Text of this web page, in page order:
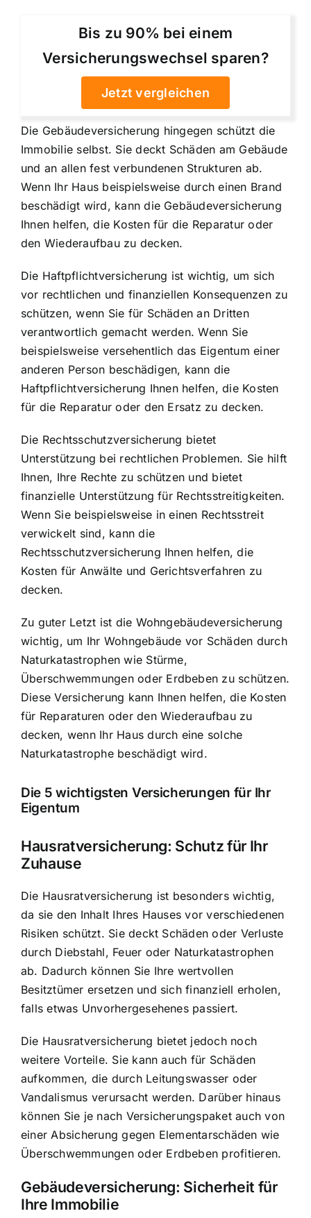
Bis zu 90% bei einem
Versicherungswechsel sparen?
Jetzt vergleichen
Die Gebäudeversicherung hingegen schützt die
Immobilie selbst. Sie deckt Schäden am Gebäude
und an allen fest verbundenen Strukturen ab.
Wenn Ihr Haus beispielsweise durch einen Brand
beschädigt wird, kann die Gebäudeversicherung
Ihnen helfen, die Kosten für die Reparatur oder
den Wiederaufbau zu decken.
Die Haftpflichtversicherung ist wichtig, um sich
vor rechtlichen und finanziellen Konsequenzen zu
schützen, wenn Sie für Schäden an Dritten
verantwortlich gemacht werden. Wenn Sie
beispielsweise versehentlich das Eigentum einer
anderen Person beschädigen, kann die
Haftpflichtversicherung Ihnen helfen, die Kosten
für die Reparatur oder den Ersatz zu decken.
Die Rechtsschutzversicherung bietet
Unterstützung bei rechtlichen Problemen. Sie hilft
Ihnen, Ihre Rechte zu schützen und bietet
finanzielle Unterstützung für Rechtsstreitigkeiten.
Wenn Sie beispielsweise in einen Rechtsstreit
verwickelt sind, kann die
Rechtsschutzversicherung Ihnen helfen, die
Kosten für Anwälte und Gerichtsverfahren zu
decken.
Zu guter Letzt ist die Wohngebäudeversicherung
wichtig, um Ihr Wohngebäude vor Schäden durch
Naturkatastrophen wie Stürme,
Überschwemmungen oder Erdbeben zu schützen.
Diese Versicherung kann Ihnen helfen, die Kosten
für Reparaturen oder den Wiederaufbau zu
decken, wenn Ihr Haus durch eine solche
Naturkatastrophe beschädigt wird.
Die 5 wichtigsten Versicherungen für Ihr
Eigentum
Hausratversicherung: Schutz für Ihr
Zuhause
Die Hausratversicherung ist besonders wichtig,
da sie den Inhalt Ihres Hauses vor verschiedenen
Risiken schützt. Sie deckt Schäden oder Verluste
durch Diebstahl, Feuer oder Naturkatastrophen
ab. Dadurch können Sie Ihre wertvollen
Besitztümer ersetzen und sich finanziell erholen,
falls etwas Unvorhergesehenes passiert.
Die Hausratversicherung bietet jedoch noch
weitere Vorteile. Sie kann auch für Schäden
aufkommen, die durch Leitungswasser oder
Vandalismus verursacht werden. Darüber hinaus
können Sie je nach Versicherungspaket auch von
einer Absicherung gegen Elementarschäden wie
Überschwemmungen oder Erdbeben profitieren.
Gebäudeversicherung: Sicherheit für
Ihre Immobilie